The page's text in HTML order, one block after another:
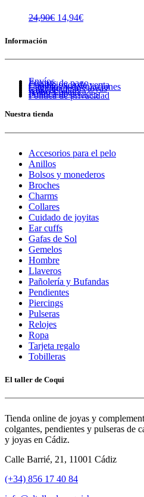
24,90€ El
24,90€.
14,94€El
14,94€.
Información
Envíos
Formas de pago
Condiciones de venta
Cambios y devoluciones
Cuidado de tus joyas
Guía de tallas
Aviso Legal
Política de cookies
Política de privacidad
Nuestra tienda
Accesorios para el pelo
Anillos
Bolsos y monederos
Broches
Charms
Collares
Cuidado de joyitas
Ear cuffs
Gafas de Sol
Gemelos
Hombre
Llaveros
Pañolería y Bufandas
Pendientes
Piercings
Pulseras
Relojes
Ropa
Tarjeta regalo
Tobilleras
El taller de Coqui
Tienda online de joyas y
colgantes, pendientes y pulseras de
y joyas en Cádiz.
Calle Barrié, 21, 11001 Cádiz
(+34) 856 17 40 84